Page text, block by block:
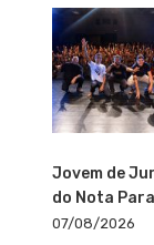
Jovem de
do Nota
07/08/2026